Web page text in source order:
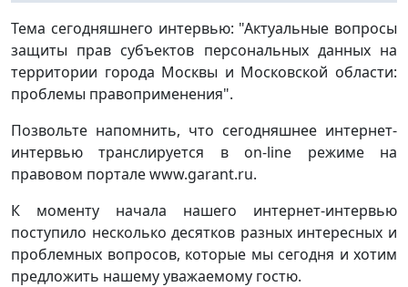
Тема сегодняшнего интервью: "Актуальные вопросы
защиты прав субъектов персональных данных на
территории города Москвы и Московской области:
проблемы правоприменения".
Позвольте напомнить, что сегодняшнее интернет-
интервью транслируется в on-line режиме на
правовом портале www.garant.ru.
К моменту начала нашего интернет-интервью
поступило несколько десятков разных интересных и
проблемных вопросов, которые мы сегодня и хотим
предложить нашему уважаемому гостю.